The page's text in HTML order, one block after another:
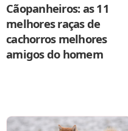
Cãopanheiros: as 11
melhores raças de
cachorros melhores
amigos do homem